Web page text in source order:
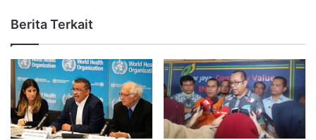
Berita Terkait